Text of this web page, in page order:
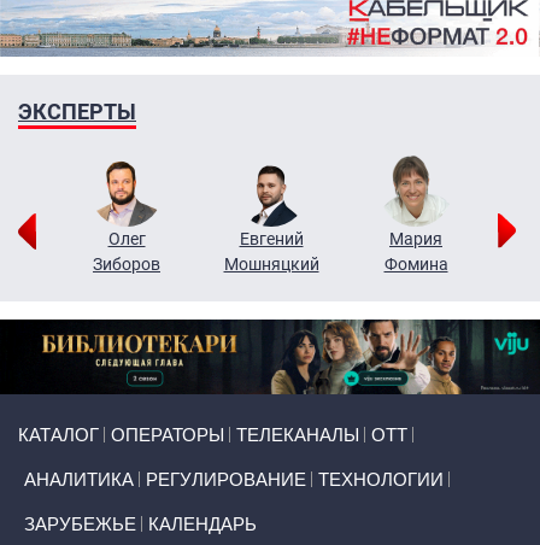
ЭКСПЕРТЫ
Олег
Зиборов
Евгений
Мошняцкий
Мария
Фомина
КАТАЛОГ ОПЕРАТОРЫ ТЕЛЕКАНАЛЫ ОТТ
АНАЛИТИКА РЕГУЛИРОВАНИЕ ТЕХНОЛОГИИ
ЗАРУБЕЖЬЕ КАЛЕНДАРЬ